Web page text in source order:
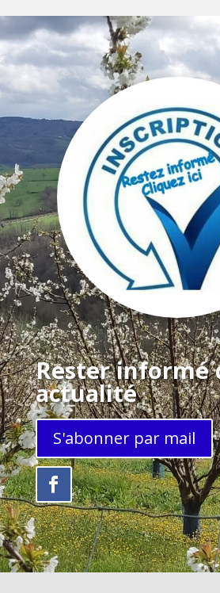
Rester informé
actualité
S'abonner par mail